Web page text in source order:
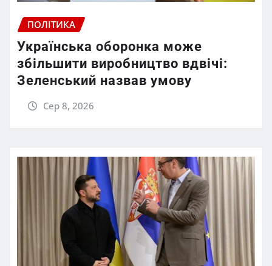
ПОЛІТИКА
Українська оборонка може
збільшити виробництво вдвічі:
Зеленський назвав умову
Сер 8, 2026